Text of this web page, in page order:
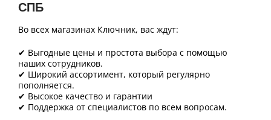
СПБ
Во всех магазинах Ключник, вас ждут:
✔ Выгодные цены и простота выбора с помощью
наших сотрудников.
✔ Широкий ассортимент, который регулярно
пополняется.
✔ Высокое качество и гарантии
✔ Поддержка от специалистов по всем вопросам.